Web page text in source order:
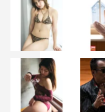
公式HP：bosei-movie.jp
©2022 映画「母性」製作